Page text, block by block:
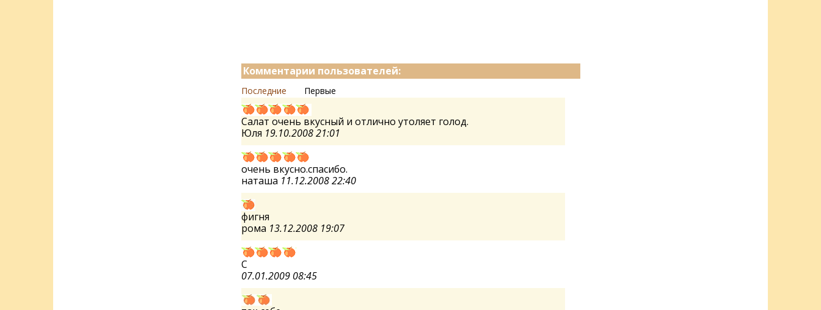
Комментарии пользователей:
Последние Первые
Салат очень вкусный и отлично утоляет голод.
Юля 19.10.2008 21:01
очень вкусно.спасибо.
наташа 11.12.2008 22:40
фигня
рома 13.12.2008 19:07
С
07.01.2009 08:45